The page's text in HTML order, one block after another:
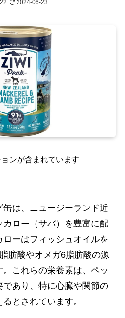
2024-06-23
ンが含まれています
缶は、ニュージーランド近
ロー（サバ）を豊富に配
ーはフィッシュオイルを
肪酸やオメガ6脂肪酸の源
これらの栄養素は、ペッ
であり、特に心臓や関節の
とされています。